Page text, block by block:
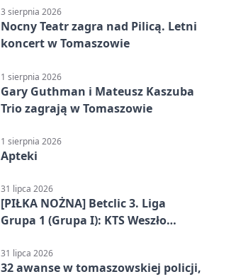
3 sierpnia 2026
Nocny Teatr zagra nad Pilicą. Letni
koncert w Tomaszowie
1 sierpnia 2026
Gary Guthman i Mateusz Kaszuba
Trio zagrają w Tomaszowie
1 sierpnia 2026
Apteki
31 lipca 2026
[PIŁKA NOŻNA] Betclic 3. Liga
Grupa 1 (Grupa I): KTS Weszło
Mazowiecki 2:1
31 lipca 2026
32 awanse w tomaszowskiej policji,